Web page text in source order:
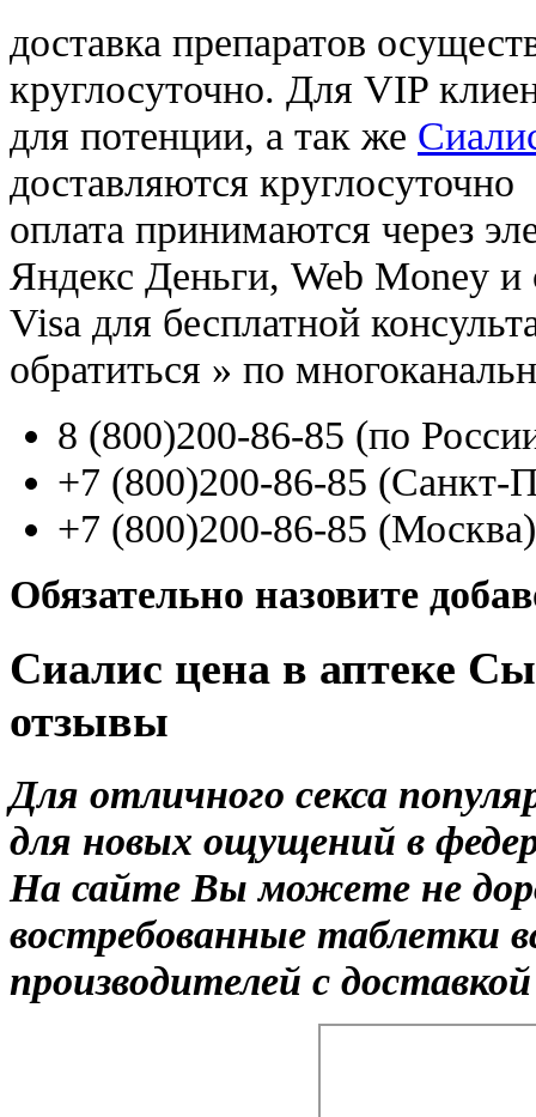
доставка препаратов
круглосуточно. Для VIP
для потенции, а так же
доставляются круглосуточно
оплата принимаются через
Яндекс Деньги, Web Money и
Visa для бесплатной
обратиться » по
8 (800)200-86-85 (по
+7 (800)200-86-85 (Санкт-
+7 (800)200-86-85 (Москва)
Обязательно назовите
Сиалис цена в аптеке
отзывы
Для отличного секса
для новых ощущений в
На сайте Вы можете не
востребованные таблетки
производителей с